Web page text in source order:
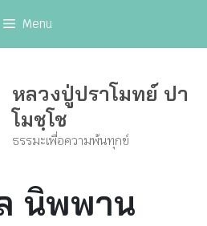
Menu
หลวงปู่ปราโมทย์ ปา
โมชฺโช
ธรรมะเพื่อความพ้นทุกข์
นิพพาน